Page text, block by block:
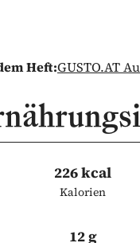
Heft:GUSTO.AT
226 kcal
Kalorien
12 g